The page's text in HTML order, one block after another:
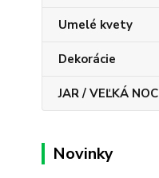
Umelé kvety
Dekorácie
JAR / VEĽKÁ NOC
Novinky